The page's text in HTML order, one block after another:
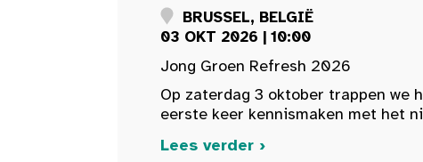
BRUSSEL, BELGIË
03 OKT 2026 | 10:00
Jong Groen Refresh 2026
Op zaterdag 3 oktober trappen we
eerste keer kennismaken met het
Lees verder ›